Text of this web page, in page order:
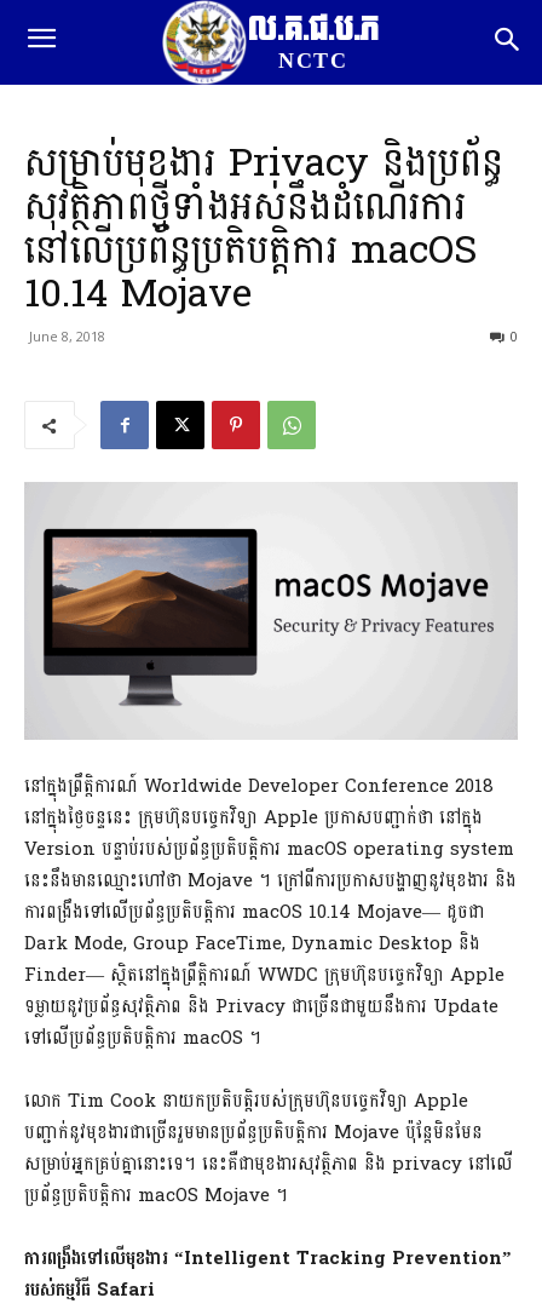
ល.គ.ជ.ប.ភ
NCTC
សម្រាប់មុខងារ Privacy និងប្រព័ន្ធ
សុវត្ថិភាពថ្មីទាំងអស់នឹងដំណើរការ
នៅលើប្រព័ន្ធប្រតិបត្តិការ macOS
10.14 Mojave
June 8, 2018 0
នៅក្នុងព្រឹត្តិការណ៍ Worldwide Developer Conference 2018
នៅក្នុងថ្ងៃចន្ទនេះ ក្រុមហ៊ុនបច្ចេកវិទ្យា Apple ប្រកាសបញ្ជាក់ថា នៅក្នុង
Version បន្ទាប់របស់ប្រព័ន្ធប្រតិបត្តិការ macOS operating system
នេះនឹងមានឈ្មោះហៅថា Mojave ។ ក្រៅពីការប្រកាសបង្ហាញនូវមុខងារ និង
ការពង្រឹងទៅលើប្រព័ន្ធប្រតិបត្តិការ macOS 10.14 Mojave— ដូចជា
Dark Mode, Group FaceTime, Dynamic Desktop និង
Finder— ស្ថិតនៅក្នុងព្រឹតិ្តការណ៍ WWDC ក្រុមហ៊ុនបច្ចេកវិទ្យា Apple
ទម្លាយនូវប្រព័ន្ធសុវត្ថិភាព​ និង Privacy ជាច្រើនជាមួយនឹងការ Update
ទៅលើប្រព័ន្ធប្រតិបត្តិការ macOS ។
លោក Tim Cook នាយកប្រតិបត្តិរបស់ក្រុមហ៊ុនបច្ចេកវិទ្យា Apple
បញ្ជាក់នូវមុខងារជាច្រើនរួមមានប្រព័ន្ធប្រតិបត្តិការ Mojave ប៉ុន្តែមិនមែន
សម្រាប់អ្នកគ្រប់គ្នានោះទេ។ នេះគឺជាមុខងារសុវត្ថិភាព និង privacy នៅលើ
ប្រព័ន្ធប្រតិបត្តិការ macOS Mojave ។
ការពង្រឹងទៅលើមុខងារ “Intelligent Tracking Prevention”
របស់កម្មវិធី Safari